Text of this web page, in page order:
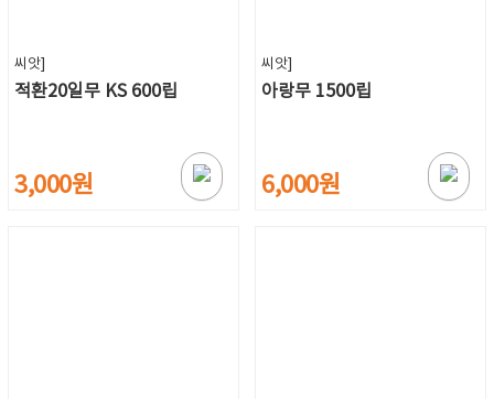
씨앗]
적환20일무 KS 600립
3,000원
씨앗]
아랑무 1500립
6,000원